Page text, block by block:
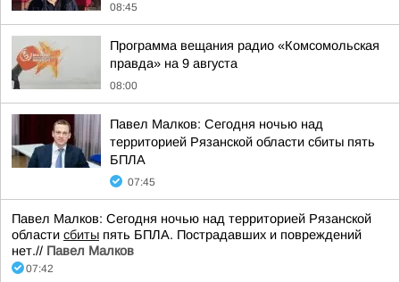
08:45
Программа вещания радио «Комсомольская
правда» на 9 августа
08:00
Павел Малков: Сегодня ночью над
территорией Рязанской области сбиты пять
БПЛА
07:45
Павел Малков: Сегодня ночью над территорией Рязанской
области сбиты пять БПЛА. Пострадавших и повреждений
нет.// Павел Малков
07:42